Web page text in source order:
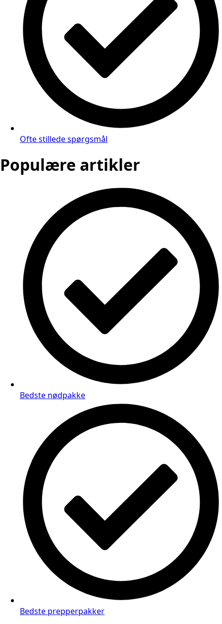
Ofte stillede spørgsmål
Populære artikler
Bedste nødpakke
Bedste prepperpakker